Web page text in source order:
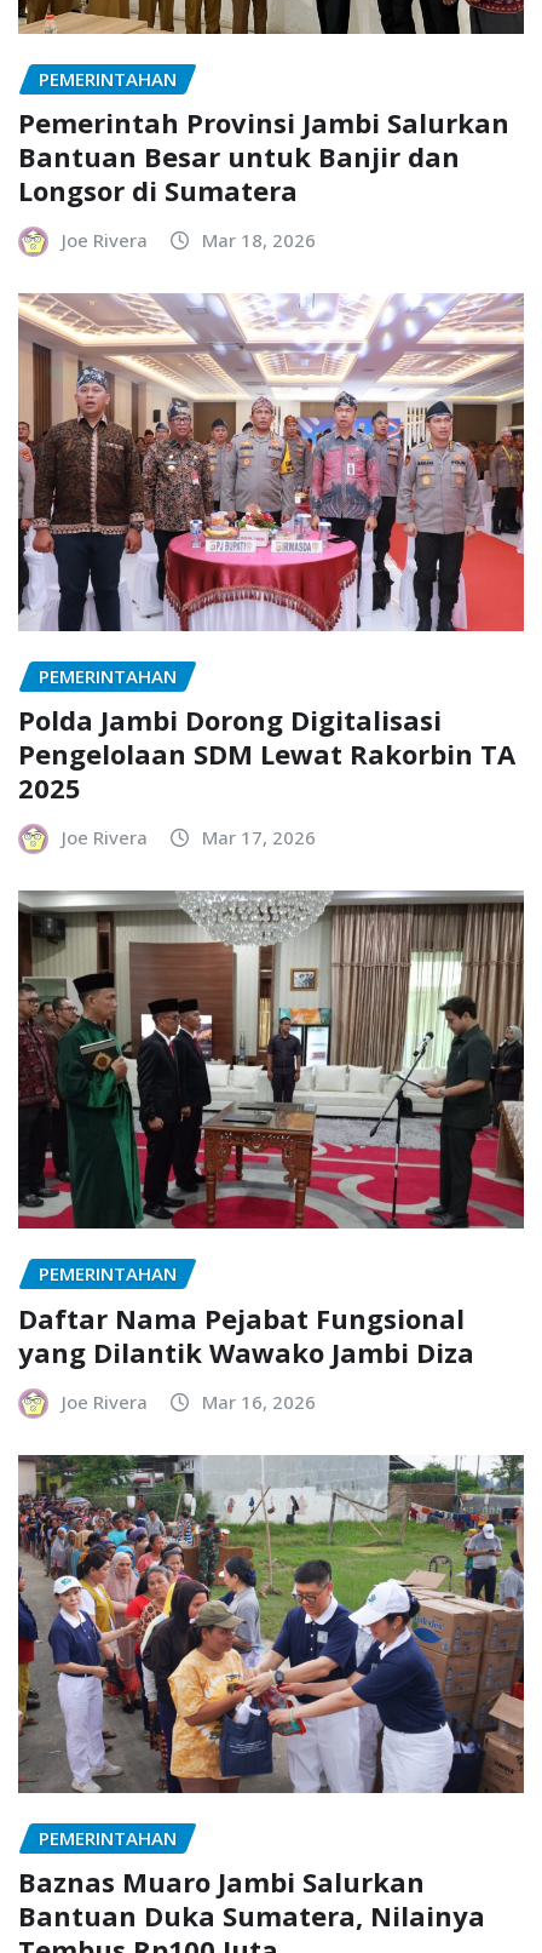
PEMERINTAHAN
Pemerintah Provinsi Jambi Salurkan
Bantuan Besar untuk Banjir dan
Longsor di Sumatera
Joe Rivera Mar 18, 2026
PEMERINTAHAN
Polda Jambi Dorong Digitalisasi
Pengelolaan SDM Lewat Rakorbin TA
2025
Joe Rivera Mar 17, 2026
PEMERINTAHAN
Daftar Nama Pejabat Fungsional
yang Dilantik Wawako Jambi Diza
Joe Rivera Mar 16, 2026
PEMERINTAHAN
Baznas Muaro Jambi Salurkan
Bantuan Duka Sumatera, Nilainya